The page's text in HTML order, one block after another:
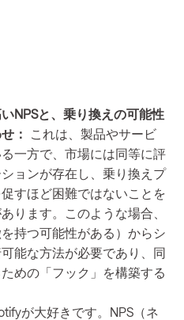
NPSと、乗り換えの可能性
：
これは、製品やサービ
一方で、市場には同等に評
ョンが存在し、乗り換えプ
すほど困難ではないことを
ります。このような場合、
持つ可能性がある）からシ
能な方法が必要であり、同
めの「フック」を構築する
が大好きです。NPS（ネ